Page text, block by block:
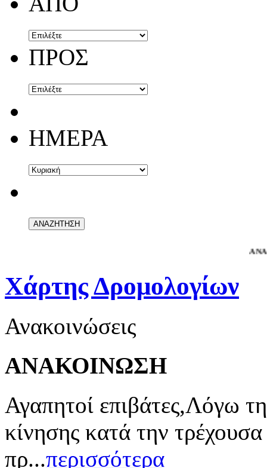
ΠΡΟΣ
ΗΜΕΡΑ
Χάρτης Δρομολογίων
Ανακοινώσεις
ΑΝΑΚΟΙΝΩΣΗ
Αγαπητοί επιβάτες,Λόγω
κίνησης κατά την
πρ...περισσότερα